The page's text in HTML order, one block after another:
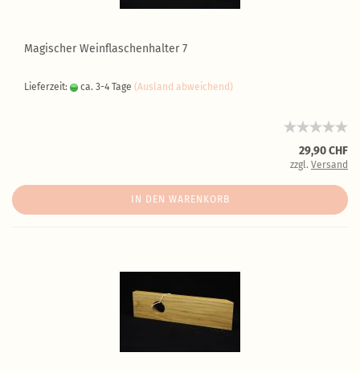
Magischer Weinflaschenhalter 7
Lieferzeit: ca. 3-4 Tage (Ausland abweichend)
29,90 CHF
zzgl. Versand
IN DEN WARENKORB